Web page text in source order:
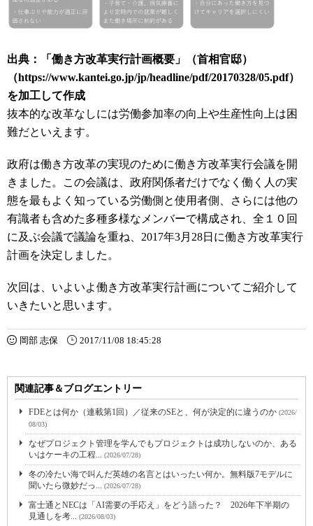
出典：「働き方改革実行計画概要」（首相官邸）
（https://www.kantei.go.jp/jp/headline/pdf/20170328/05.pdf）
を加工して作成
抜本的な改革なしには労働参加率の向上や生産性向上は困
難だといえます。
政府は働き方改革の実現のために働き方改革実行会議を開
きました。この会議は、政府関係者だけでなく働く人の実
態を最もよく知っている労働側と使用者側、さらには他の
有識者も含めた多種多様なメンバーで構成され、全１０回
に及ぶ会議で議論を重ね、2017年3月28日に働き方改革実行
計画を決定しました。
次回は、いよいよ働き方改革実行計画についてご紹介して
いきたいと思います。
岡部 志保 2017/11/08 18:45:28
関連記事＆ブログエントリー
FDEとは何か（連載第1回）／従来のSEと、何が決定的に違うのか (2026/
08/03)
なぜプロジェクト管理を学んでもプロジェクトは成功しないのか、ある
いはケーキの工程... (2026/07/28)
冬の冷たい海で叫んだ英雄の名言とはいったい何か。無料版7モデルに
聞いたら微妙だっ... (2026/07/28)
富士通とNECは「AI需要の手応え」をどう語った？ 2026年下半期の
見通しを考... (2026/08/03)